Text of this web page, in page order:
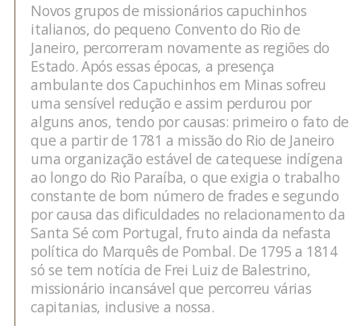
Novos grupos de missionários capuchinhos
italianos, do pequeno Convento do Rio de
Janeiro, percorreram novamente as regiões do
Estado. Após essas épocas, a presença
ambulante dos Capuchinhos em Minas sofreu
uma sensível redução e assim perdurou por
alguns anos, tendo por causas: primeiro o fato de
que a partir de 1781 a missão do Rio de Janeiro
uma organização estável de catequese indígena
ao longo do Rio Paraíba, o que exigia o trabalho
constante de bom número de frades e segundo
por causa das dificuldades no relacionamento da
Santa Sé com Portugal, fruto ainda da nefasta
política do Marquês de Pombal. De 1795 a 1814
só se tem notícia de Frei Luiz de Balestrino,
missionário incansável que percorreu várias
capitanias, inclusive a nossa.